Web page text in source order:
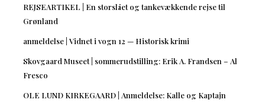
REJSEARTIKEL | En storslået og tankevækkende rejse til
Grønland
anmeldelse | Vidnet i vogn 12 — Historisk krimi
Skovgaard Museet | sommerudstilling: Erik A. Frandsen – Al
Fresco
OLE LUND KIRKEGAARD | Anmeldelse: Kalle og Kaptajn